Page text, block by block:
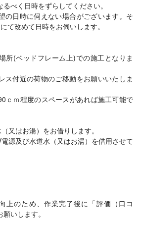
べく日時をずらしてください。
の日時に伺えない場合がございます。そ
て改めて日時をお伺いします。
所(ベッドフレーム上)での施工となりま
ス付近の荷物のご移動をお願いいたしま
ｃｍ程度のスペースがあれば施工可能で
又はお湯）をお借りします。
源及び水道水（又はお湯）を借用させて
上のため、作業完了後に「評価（口コ
いします。